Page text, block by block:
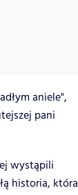
aniele",
pani
wystąpili
historia, która